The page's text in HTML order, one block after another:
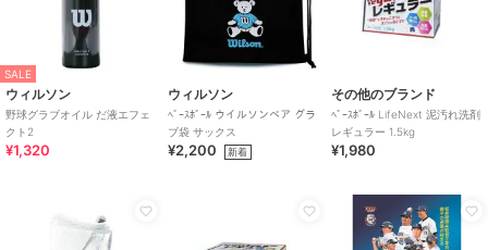
SALE
ウィルソン
野球グラブオイル だ液エフェ
クト2
¥1,320
ウィルソン
ﾍﾞｰｽﾎﾞｰﾙ ウイルソンベア グラ
ブ袋 サックス
¥2,200 新着
その他のブランド
ﾍﾞｰｽﾎﾞｰﾙ LifeNext 泥汚れ洗剤
レギュラー 1.5kg
¥1,980